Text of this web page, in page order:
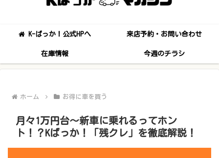
K-ばっか！公式HPへ 来店予約・お問い合わせ
在庫情報 今週のチラシ
ホーム お得に車を買う
月々1万円台～新車に乗れるってホン
ト！？Kばっか！「残クレ」を徹底解説！